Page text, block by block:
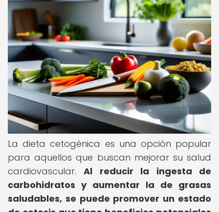
La dieta cetogénica es una opción popular
para aquellos que buscan mejorar su salud
cardiovascular.Al reducir la ingesta de
carbohidratos y aumentar la de grasas
saludables, se puede promover un estado